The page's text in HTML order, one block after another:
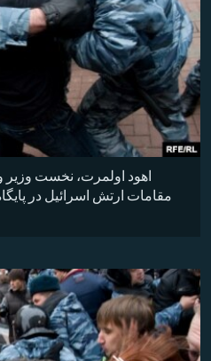
اهود اولمرت، نخست وزیر و
مقامات ارتش اسرائیل در